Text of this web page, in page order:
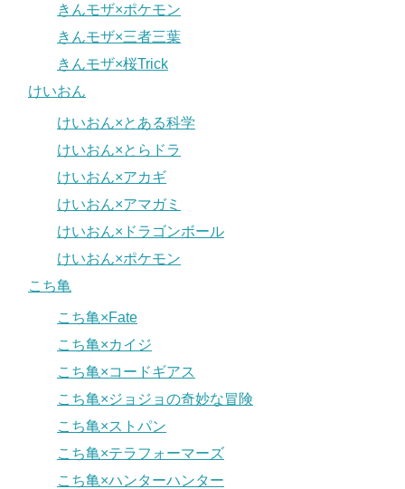
きんモザ×ポケモン
きんモザ×三者三葉
きんモザ×桜Trick
けいおん
けいおん×とある科学
けいおん×とらドラ
けいおん×アカギ
けいおん×アマガミ
けいおん×ドラゴンボール
けいおん×ポケモン
こち亀
こち亀×Fate
こち亀×カイジ
こち亀×コードギアス
こち亀×ジョジョの奇妙な冒険
こち亀×ストパン
こち亀×テラフォーマーズ
こち亀×ハンターハンター